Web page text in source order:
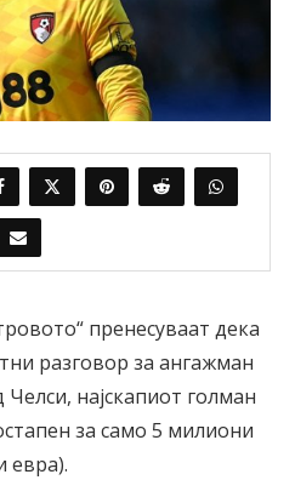
пренесуваат дека
разговор за ангажман
најскапиот голман
за само 5 милиони
евра).